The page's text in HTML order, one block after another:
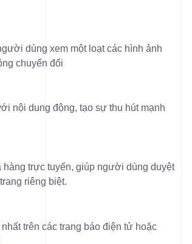
dùng xem một loạt các hình ảnh
chuyển đổi
nội dung động, tạo sự thu hút mạnh
trực tuyến, giúp người dùng duyệt
riêng biệt.
trên các trang báo điện tử hoặc